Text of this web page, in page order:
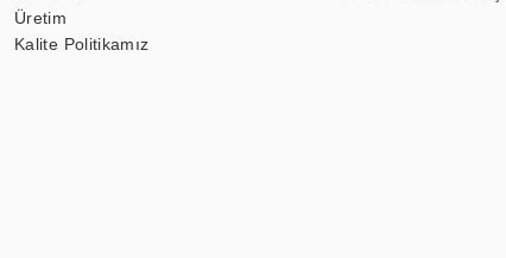
Üretim
Kalite Politikamız